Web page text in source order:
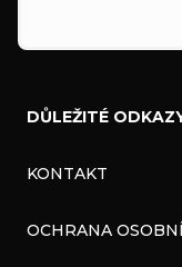
DŮLEŽITÉ
KONTAKT
OCHRANA